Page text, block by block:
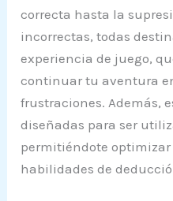
correcta hasta la
incorrectas, todas
experiencia de juego,
continuar tu aventura
frustraciones. Además,
diseñadas para ser
permitiéndote
habilidades de